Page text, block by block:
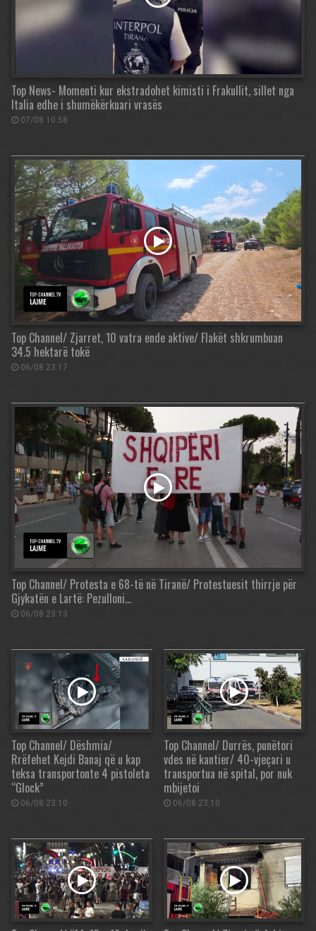
Top News- Momenti kur ekstradohet kimisti i Frakullit, sillet nga
Italia edhe i shumëkërkuari vrasës
07/08 10:58
Top Channel/ Zjarret, 10 vatra ende aktive/ Flakët shkrumbuan
34.5 hektarë tokë
06/08 23:17
Top Channel/ Protesta e 68-të në Tiranë/ Protestuesit thirrje për
Gjykatën e Lartë: Pezulloni…
06/08 23:13
Top Channel/ Dëshmia/
Rrëfehet Kejdi Banaj që u kap
teksa transportonte 4 pistoleta
“Glock”
06/08 23:10
Top Channel/ Durrës, punëtori
vdes në kantier/ 40-vjeçari u
transportua në spital, por nuk
mbijetoi
06/08 23:10